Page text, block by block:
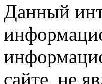
Данный
сайте, не